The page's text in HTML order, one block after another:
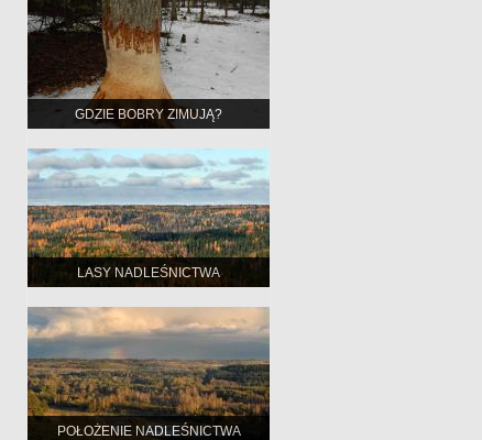
GDZIE BOBRY ZIMUJĄ?
LASY NADLEŚNICTWA
POŁOŻENIE NADLEŚNICTWA